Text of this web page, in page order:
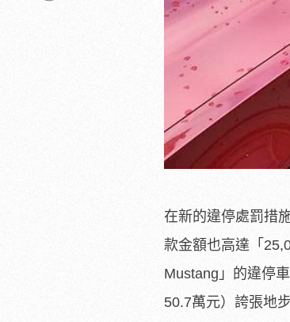
在新的違停處罰措
款金額也高達「
Mustang」的違停
50.7萬元）誇張地